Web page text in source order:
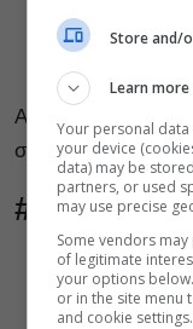
Αρχικό σχέδιο της
σχέδιο του
#10
Store and/
Learn more
Your personal
your device
data) may be
partners, or used
may use precise
Some vendors
of legitimate
your options
or in the site menu
and cookie settings.